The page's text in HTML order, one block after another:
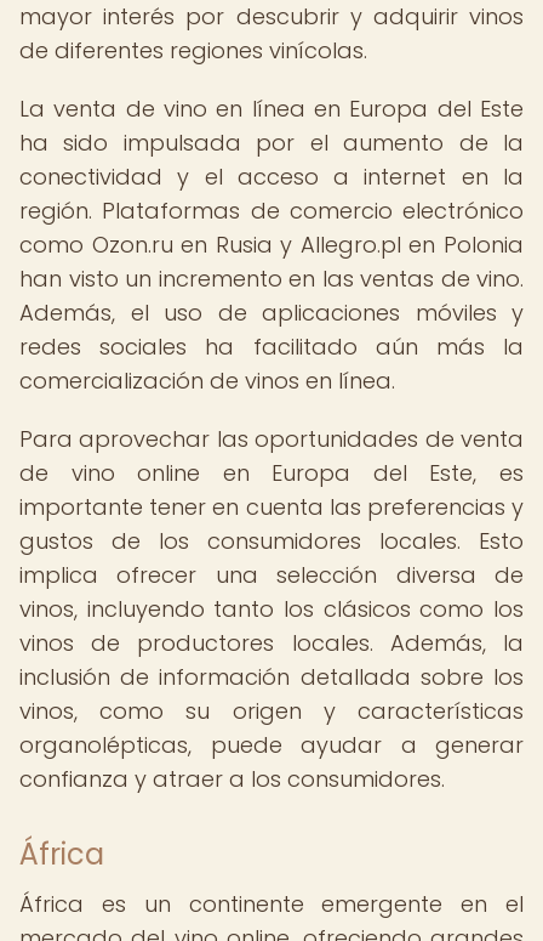
mayor interés por descubrir y adquirir vinos
de diferentes regiones vinícolas.
La venta de vino en línea en Europa del Este
ha sido impulsada por el aumento de la
conectividad y el acceso a internet en la
región. Plataformas de comercio electrónico
como Ozon.ru en Rusia y Allegro.pl en Polonia
han visto un incremento en las ventas de vino.
Además, el uso de aplicaciones móviles y
redes sociales ha facilitado aún más la
comercialización de vinos en línea.
Para aprovechar las oportunidades de venta
de vino online en Europa del Este, es
importante tener en cuenta las preferencias y
gustos de los consumidores locales. Esto
implica ofrecer una selección diversa de
vinos, incluyendo tanto los clásicos como los
vinos de productores locales. Además, la
inclusión de información detallada sobre los
vinos, como su origen y características
organolépticas, puede ayudar a generar
confianza y atraer a los consumidores.
África
África es un continente emergente en el